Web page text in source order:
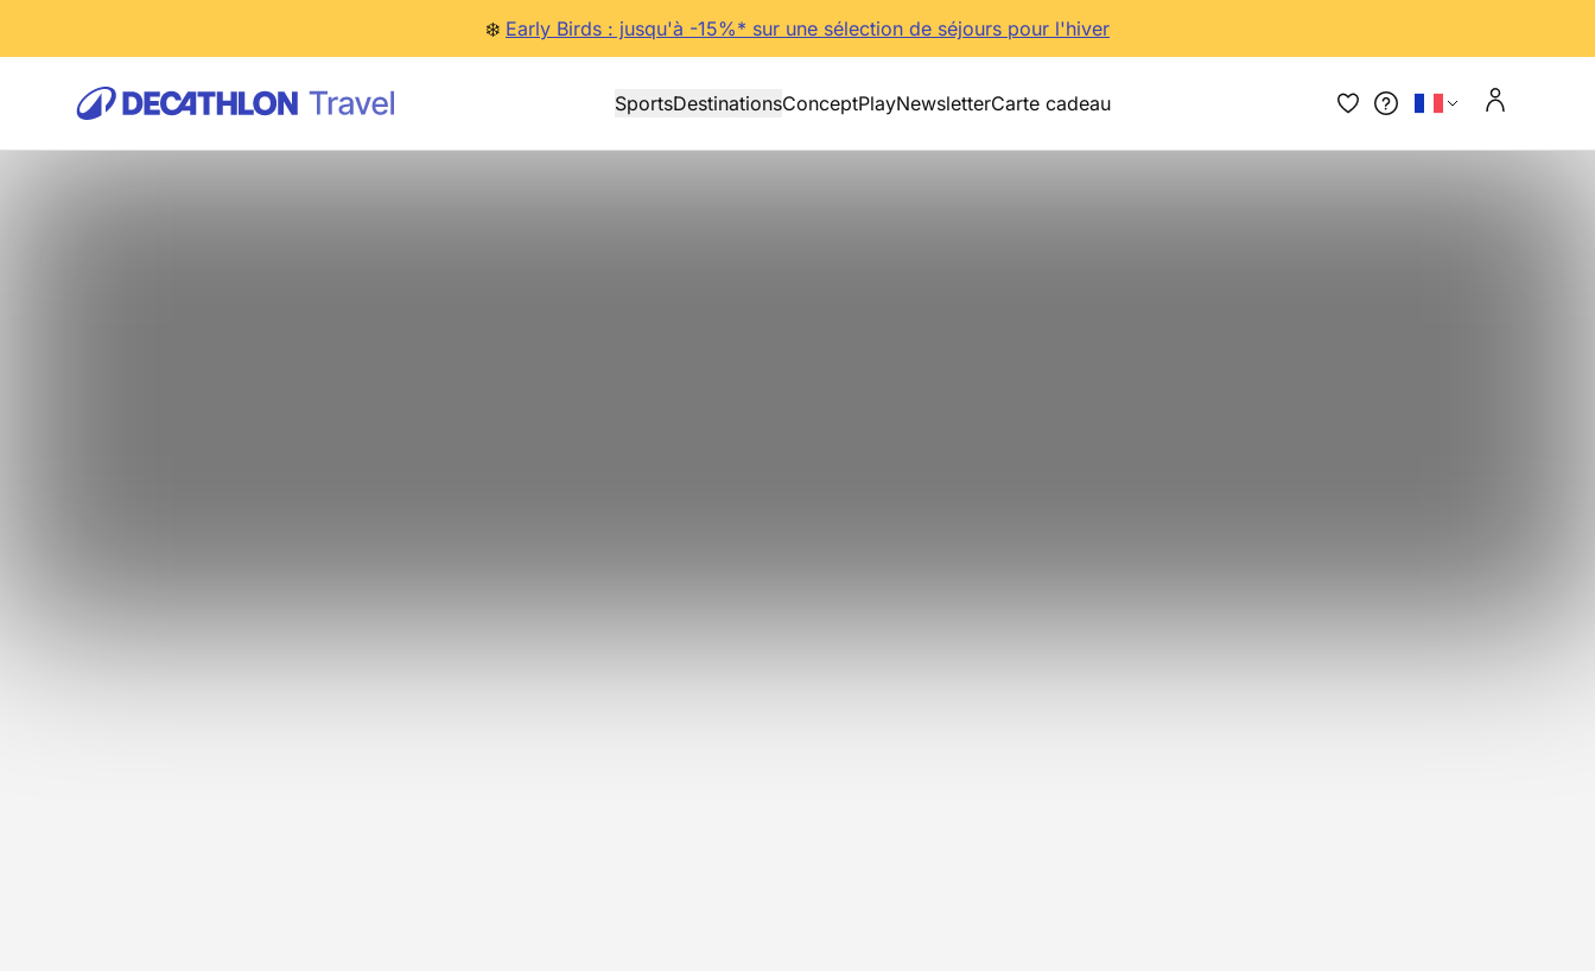
❄️ Early Birds : jusqu'à -15%* sur une sélection de séjours pour l'hiver
SportsDestinationsConceptPlayNewsletterCarte cadeau